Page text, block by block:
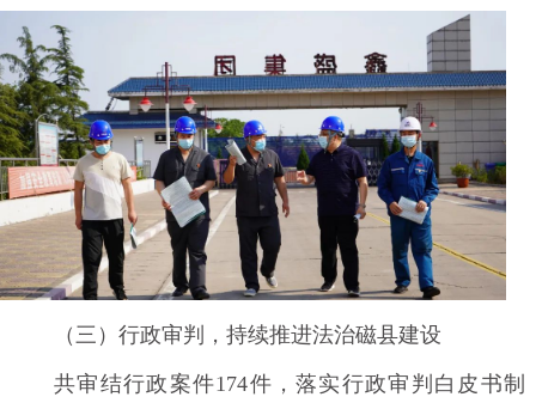
（三）行政审判，持续推进法治磁县建设
共审结行政案件174件，落实行政审判白皮书制